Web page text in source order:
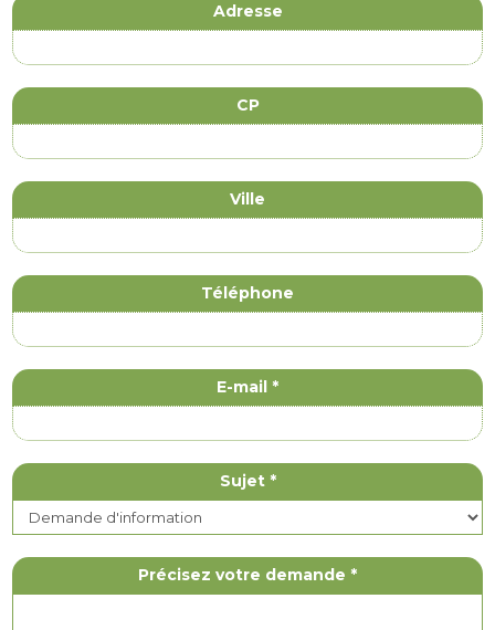
Adresse
CP
Ville
Téléphone
E-mail *
Sujet *
Précisez votre demande *